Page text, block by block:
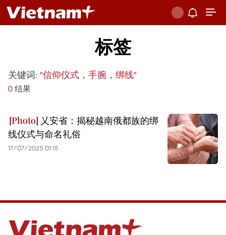
标签
关键词: "信仰仪式，手腕，绑线"
0 结果
乂安省：揭秘越南俄都族的绑
线仪式与命名礼俗
17/07/2025 01:15